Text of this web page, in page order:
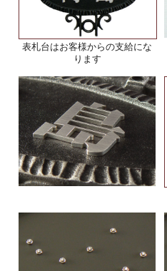
表札台はお客様からの支給にな
ります